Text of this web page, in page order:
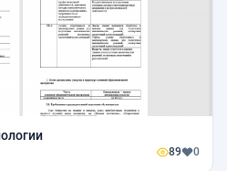
89 0